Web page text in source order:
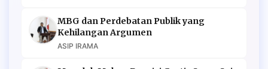
MBG dan Perdebatan Publik yang
Kehilangan Argumen
ASIP IRAMA